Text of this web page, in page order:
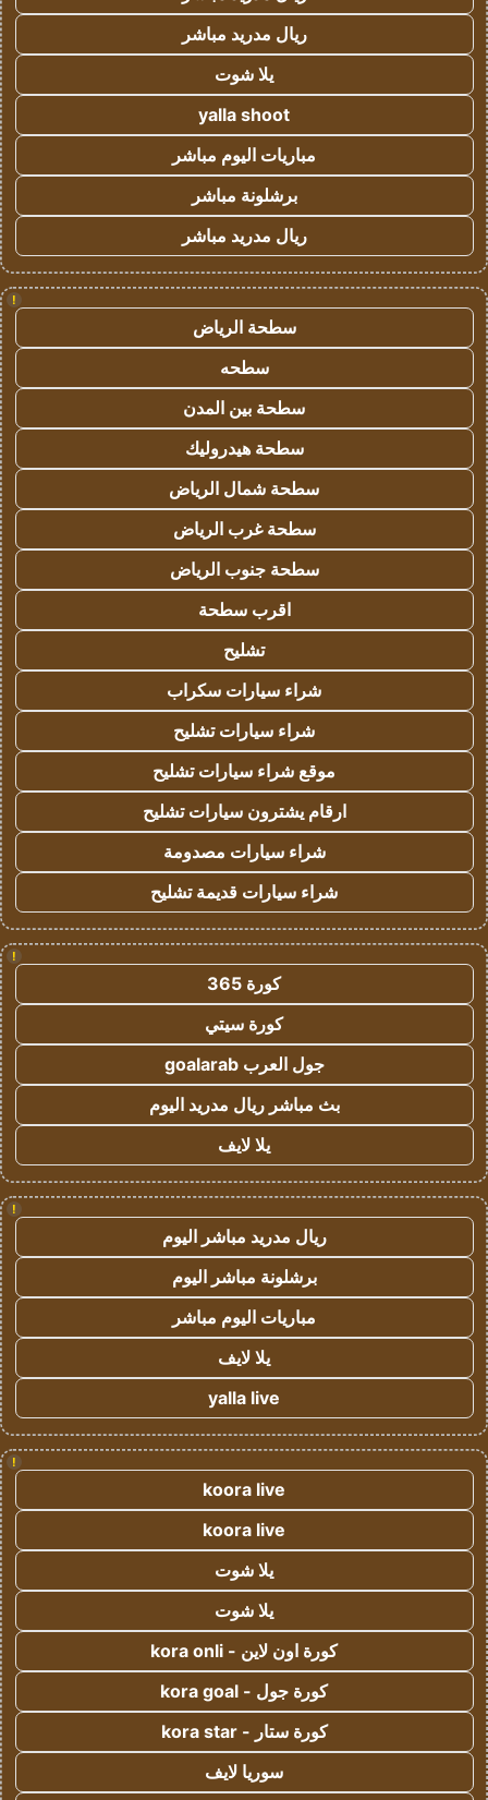
ريال مدريد مباشر
يلا شوت
yalla shoot
مباريات اليوم مباشر
برشلونة مباشر
ريال مدريد مباشر
!
سطحة الرياض
سطحه
سطحة بين المدن
سطحة هيدروليك
سطحة شمال الرياض
سطحة غرب الرياض
سطحة جنوب الرياض
اقرب سطحة
تشليح
شراء سيارات سكراب
شراء سيارات تشليح
موقع شراء سيارات تشليح
ارقام يشترون سيارات تشليح
شراء سيارات مصدومة
شراء سيارات قديمة تشليح
!
كورة 365
كورة سيتي
جول العرب goalarab
بث مباشر ريال مدريد اليوم
يلا لايف
!
ريال مدريد مباشر اليوم
برشلونة مباشر اليوم
مباريات اليوم مباشر
يلا لايف
yalla live
!
koora live
koora live
يلا شوت
يلا شوت
كورة اون لاين - kora onli
كورة جول - kora goal
كورة ستار - kora star
سوريا لايف